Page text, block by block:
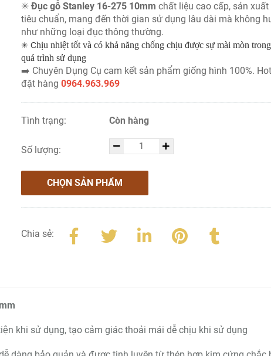
✳Đục gỗ Stanley 16-275 10mm chất liệu cao cấp, sản xuất
tiêu chuẩn, mang đến thời gian sử dụng lâu dài mà không
như những loại đục thông thường.
✳ Chịu nhiệt tốt và có khả năng chống chịu được sự mài mòn
quá trình sử dụng
➡️ Chuyên Dụng Cụ cam kết sản phẩm giống hình 100%.
đặt hàng0964.963.969
Tình trạng: Còn hàng
Số lượng:
CHỌN SẢN PHẨM
Chia sẻ:
khi sử dụng, tạo cảm giác thoải mái dễ chịu khi sử dụng